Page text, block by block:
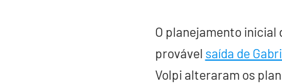
O planejamento
provável saída de
Volpi alteraram os